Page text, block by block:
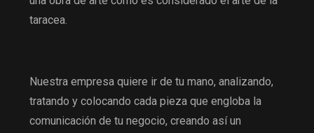
taracea.
Nuestra empresa quiere ir de tu mano, analizando,
tratando y colocando cada pieza que engloba la
comunicación de tu negocio, creando así un